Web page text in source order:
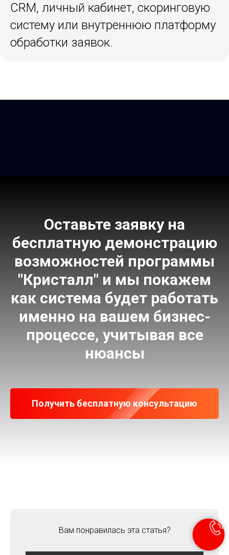
CRM, личный кабинет, скоринговую
систему или внутреннюю платформу
обработки заявок.
Оставьте заявку на
бесплатную демонстрацию
возможностей программы
"Кристалл" и мы покажем
как система будет работать
именно на вашем бизнес-
процессе, учитывая все
нюансы
Получить бесплатную консультацию
Вам понравилась эта статья?